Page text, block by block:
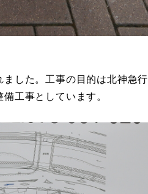
した。工事の目的は北神急行
工事としています。